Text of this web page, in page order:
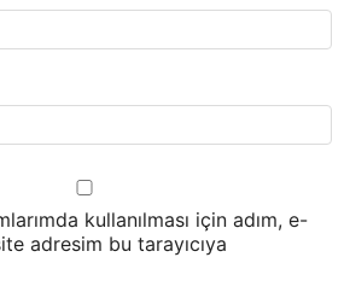
kullanılması için adım, e-
adresim bu tarayıcıya